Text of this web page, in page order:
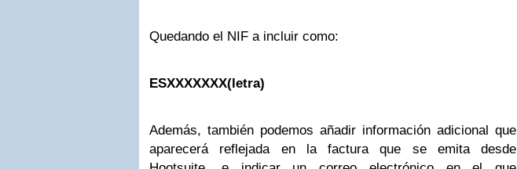
Quedando el NIF a incluir como:
ESXXXXXXX(letra)
Además, también podemos añadir información adicional que
aparecerá reflejada en la factura que se emita desde